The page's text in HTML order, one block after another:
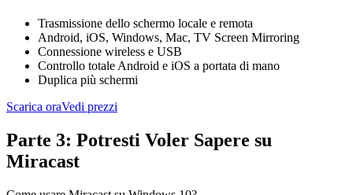
Trasmissione dello schermo locale e remota
Android, iOS, Windows, Mac, TV Screen Mirroring
Connessione wireless e USB
Controllo totale Android e iOS a portata di mano
Duplica più schermi
Scarica oraVedi prezzi
Parte 3: Potresti Voler Sapere su
Miracast